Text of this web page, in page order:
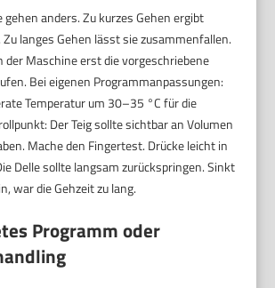
gehen anders. Zu kurzes Gehen ergibt
langes Gehen lässt sie zusammenfallen.
der Maschine erst die vorgeschriebene
Bei eigenen Programmanpassungen:
Temperatur um 30–35 °C für die
Der Teig sollte sichtbar an Volumen
Mache den Fingertest. Drücke leicht in
Delle sollte langsam zurückspringen. Sinkt
war die Gehzeit zu lang.
Programm oder